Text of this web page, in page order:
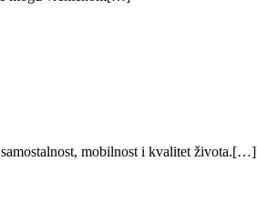
mobilnost i kvalitet života.[…]